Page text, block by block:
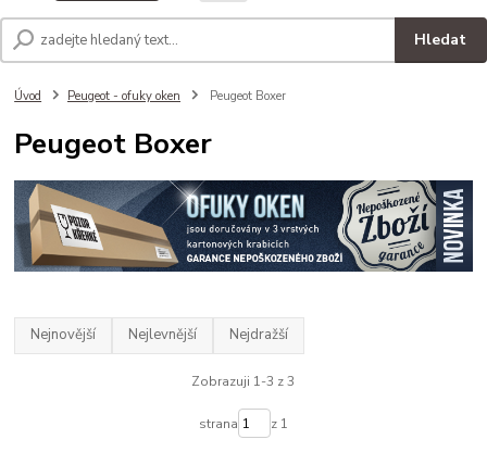
Hledat
Úvod Peugeot - ofuky oken Peugeot Boxer
Peugeot Boxer
Nejnovější Nejlevnější Nejdražší
Zobrazuji 1-3 z 3
strana z 1